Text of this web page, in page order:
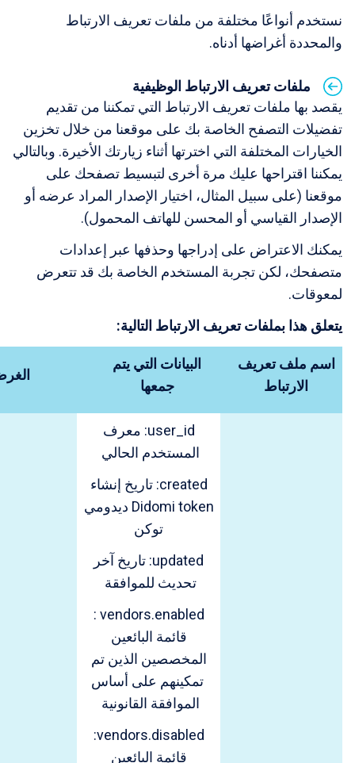
نستخدم أنواعًا مختلفة من ملفات تعريف الارتباط
والمحددة أغراضها أدناه.
ملفات تعريف الارتباط الوظيفية
يقصد بها ملفات تعريف الارتباط التي تمكننا من تقديم
تفضيلات التصفح الخاصة بك على موقعنا من خلال تخزين
الخيارات المختلفة التي اخترتها أثناء زيارتك الأخيرة. وبالتالي
يمكننا اقتراحها عليك مرة أخرى لتبسيط تصفحك على
موقعنا (على سبيل المثال، اختيار الإصدار المراد عرضه أو
الإصدار القياسي أو المحسن للهاتف المحمول).
يمكنك الاعتراض على إدراجها وحذفها عبر إعدادات
متصفحك، لكن تجربة المستخدم الخاصة بك قد تتعرض
لمعوقات.
يتعلق هذا بملفات تعريف الارتباط التالية:
اسم ملف تعريف
الارتباط
البيانات التي يتم
جمعها
user_id: معرف
المستخدم الحالي
created: تاريخ إنشاء
Didomi token ديدومي
توكن
updated: تاريخ آخر
تحديث للموافقة
vendors.enabled :
قائمة البائعين
المخصصين الذين تم
تمكينهم على أساس
الموافقة القانونية
vendors.disabled:
قائمة البائعين